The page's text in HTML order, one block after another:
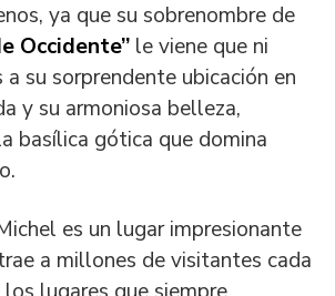
ya que su sobrenombre de
Occidente” le viene que ni
su sorprendente ubicación en
y su armoniosa belleza,
basílica gótica que domina
es un lugar impresionante
a millones de visitantes cada